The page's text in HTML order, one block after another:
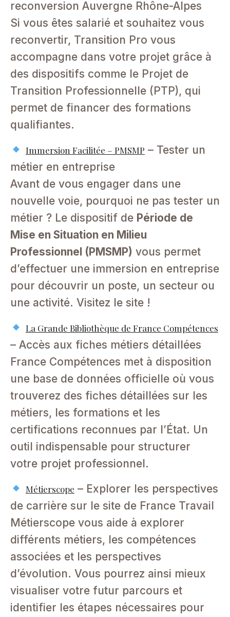
reconversion Auvergne Rhône-Alpes
Si vous êtes salarié et souhaitez vous
reconvertir, Transition Pro vous
accompagne dans votre projet grâce à
des dispositifs comme le Projet de
Transition Professionnelle (PTP), qui
permet de financer des formations
qualifiantes.
Immersion Facilitée – PMSMP – Tester un
métier en entreprise
Avant de vous engager dans une
nouvelle voie, pourquoi ne pas tester un
métier ? Le dispositif de Période de
Mise en Situation en Milieu
Professionnel (PMSMP) vous permet
d’effectuer une immersion en entreprise
pour découvrir un poste, un secteur ou
une activité. Visitez le site !
La Grande Bibliothèque de France Compétences
– Accès aux fiches métiers détaillées
France Compétences met à disposition
une base de données officielle où vous
trouverez des fiches détaillées sur les
métiers, les formations et les
certifications reconnues par l’État. Un
outil indispensable pour structurer
votre projet professionnel.
Métierscope – Explorer les perspectives
de carrière sur le site de France Travail
Métierscope vous aide à explorer
différents métiers, les compétences
associées et les perspectives
d’évolution. Vous pourrez ainsi mieux
visualiser votre futur parcours et
identifier les étapes nécessaires pour